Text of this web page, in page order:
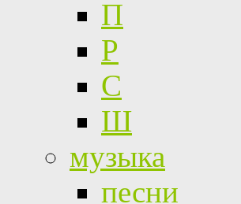
П
Р
С
Ш
музыка
песни